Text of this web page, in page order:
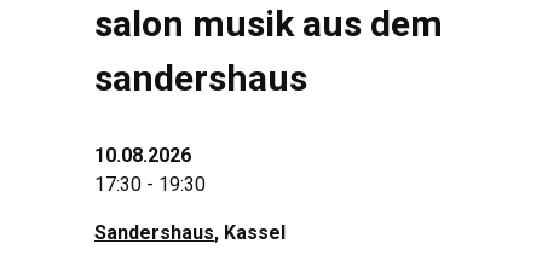
salon musik aus dem
sandershaus
10.08.2026
17:30 - 19:30
Sandershaus, Kassel